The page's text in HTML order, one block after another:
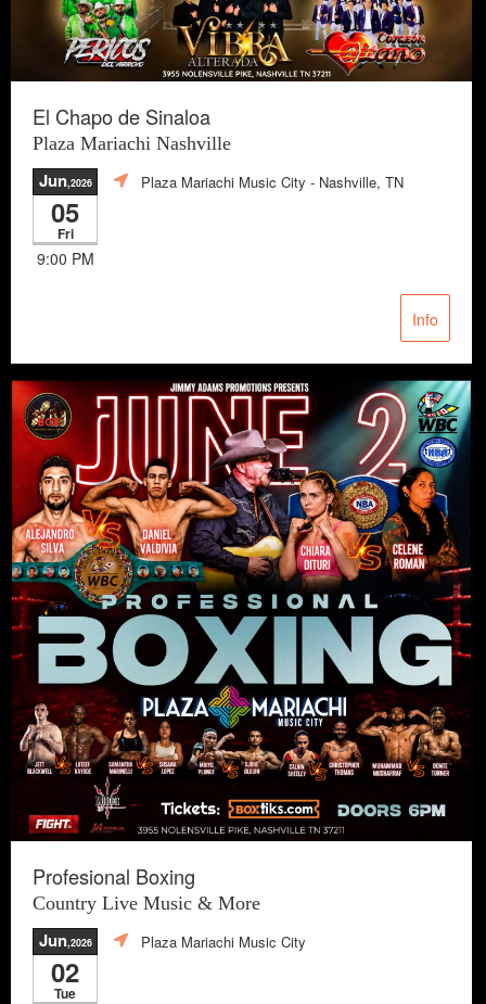
El Chapo de Sinaloa
Plaza Mariachi Nashville
Jun,2026
05
Fri
9:00 PM
Plaza Mariachi Music City - Nashville, TN
Info
Profesional Boxing
Country Live Music & More
Jun,2026
02
Tue
Plaza Mariachi Music City